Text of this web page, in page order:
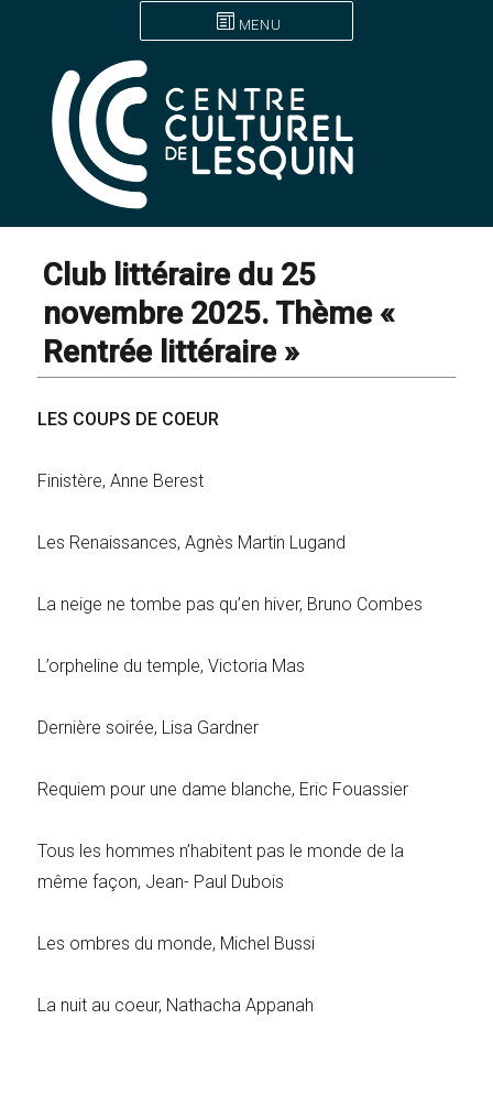
MENU
Club littéraire du 25
novembre 2025. Thème «
Rentrée littéraire »
LES COUPS DE COEUR
Finistère, Anne Berest
Les Renaissances, Agnès Martin Lugand
La neige ne tombe pas qu’en hiver, Bruno Combes
L’orpheline du temple, Victoria Mas
Dernière soirée, Lisa Gardner
Requiem pour une dame blanche, Eric Fouassier
Tous les hommes n’habitent pas le monde de la
même façon, Jean- Paul Dubois
Les ombres du monde, Michel Bussi
La nuit au coeur, Nathacha Appanah